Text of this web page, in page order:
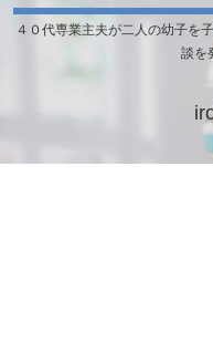
４０代専業主夫が二人の幼子を
談を